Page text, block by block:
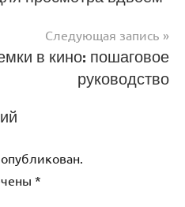
Следующая запись
в кино: пошаговое
руководство
*